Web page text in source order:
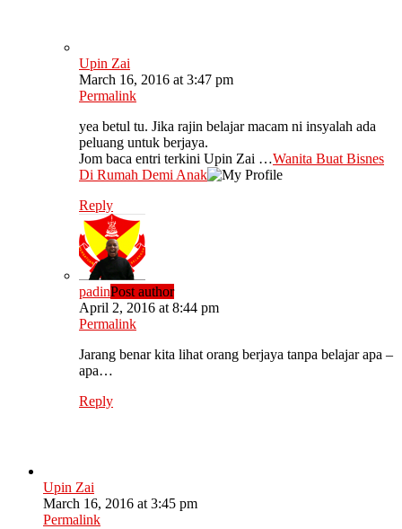
Upin Zai
March 16, 2016 at 3:47 pm
Permalink
yea betul tu. Jika rajin belajar macam ni insyalah ada
peluang untuk berjaya.
Jom baca entri terkini Upin Zai …Wanita Buat Bisnes
Di Rumah Demi Anak
Reply
padinPost author
April 2, 2016 at 8:44 pm
Permalink
Jarang benar kita lihat orang berjaya tanpa belajar apa –
apa…
Reply
Upin Zai
March 16, 2016 at 3:45 pm
Permalink